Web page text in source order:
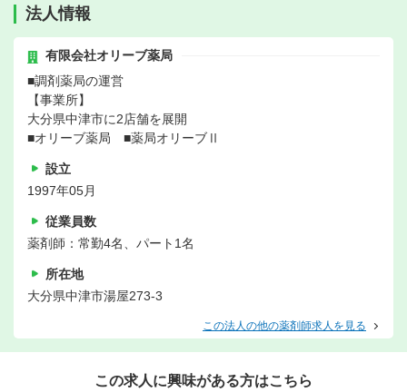
法人情報
有限会社オリーブ薬局
■調剤薬局の運営
【事業所】
大分県中津市に2店舗を展開
■オリーブ薬局 ■薬局オリーブⅡ
設立
1997年05月
従業員数
薬剤師：常勤4名、パート1名
所在地
大分県中津市湯屋273-3
この法人の他の薬剤師求人を見る
この求人に興味がある方はこちら